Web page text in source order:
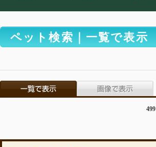
ペット検索｜一覧で表示
499